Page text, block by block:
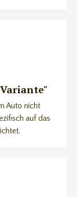
Auto nicht
auf das